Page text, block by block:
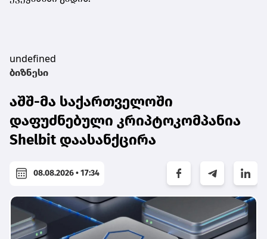
undefined
ბიზნესი
აშშ-მა საქართველოში
დაფუძნებული კრიპტოკომპანია
Shelbit დაასანქცირა
08.08.2026 • 17:34